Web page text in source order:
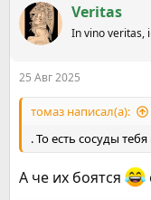
к
ц
и
Veritas
In vino veritas,
25 Авг 2025
томаз написал(а):
. То есть сосуды
А че их боятся